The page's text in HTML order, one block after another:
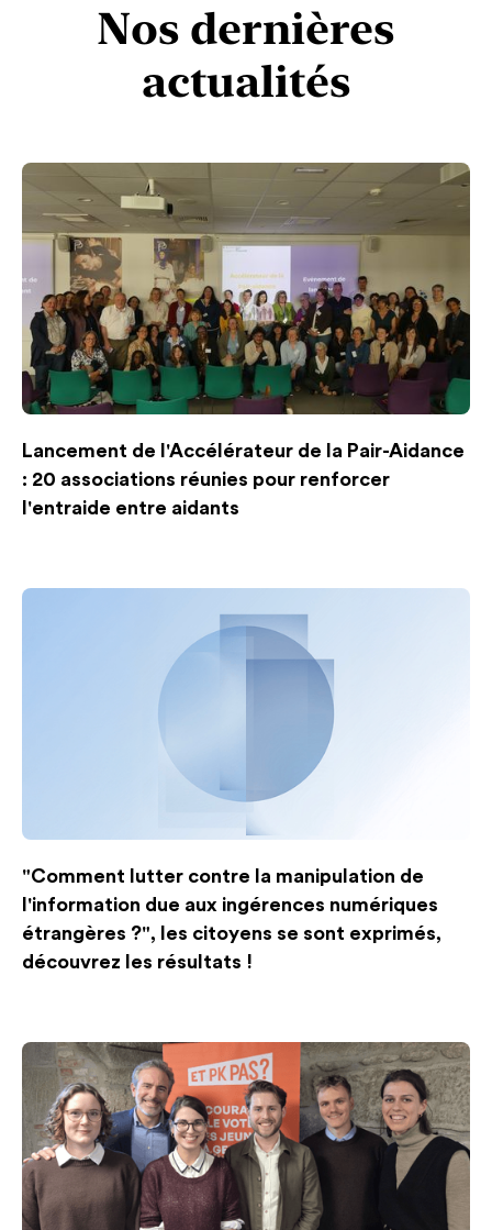
Nos dernières
actualités
Lancement de l'Accélérateur de la Pair-Aidance
: 20 associations réunies pour renforcer
l'entraide entre aidants
"Comment lutter contre la manipulation de
l'information due aux ingérences numériques
étrangères ?", les citoyens se sont exprimés,
découvrez les résultats !